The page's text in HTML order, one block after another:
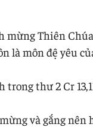
Thiên
là môn đệ yêu
thư 2 Cr
và gắng